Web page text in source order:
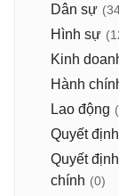
Dân sự
Hình sự
Kinh
Hành
Lao động
Quyết
Quyết
chính (0)